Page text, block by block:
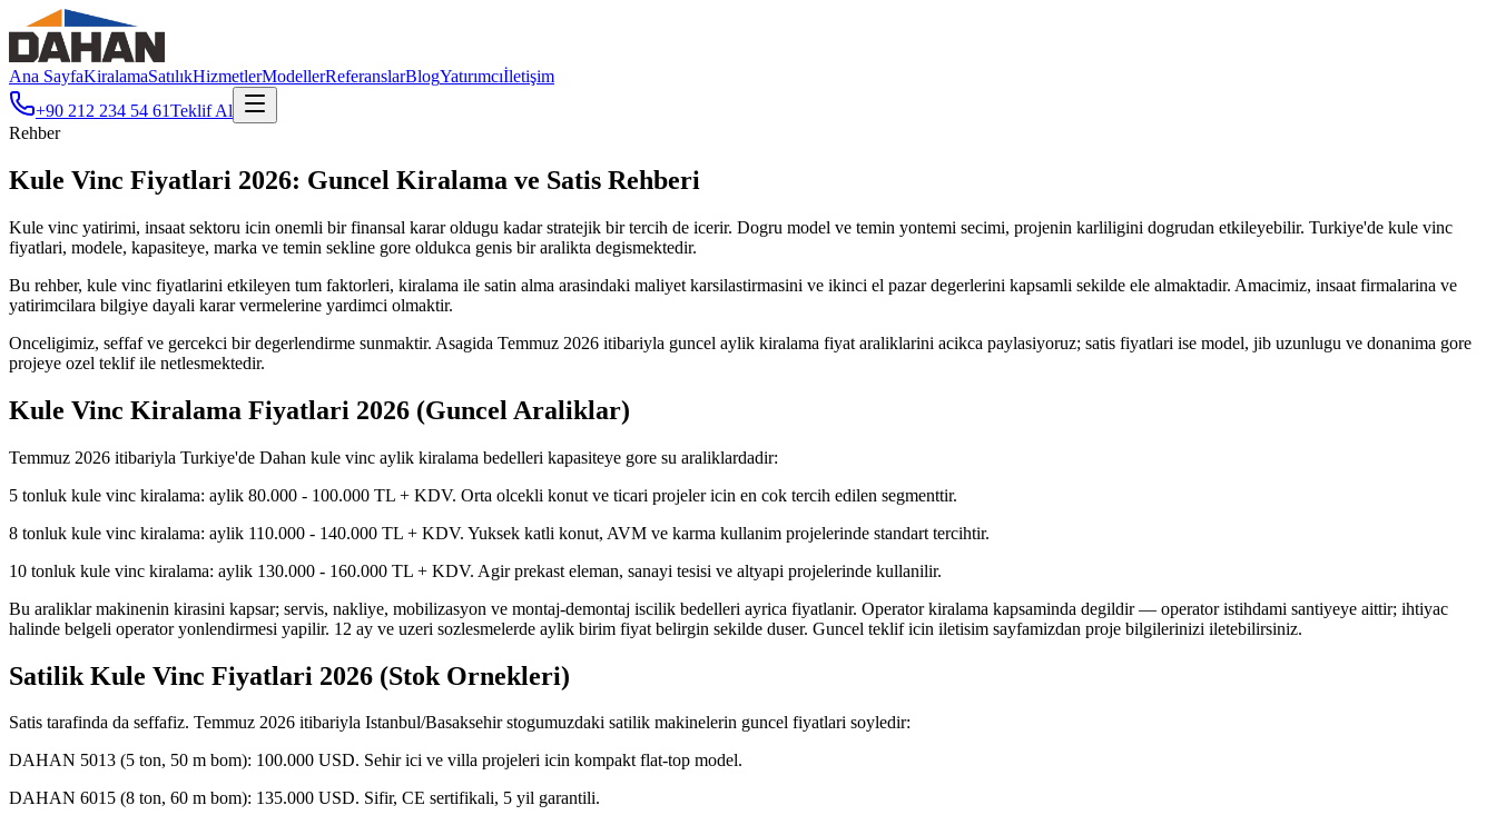
Ana SayfaKiralamaSatılıkHizmetlerModellerReferanslarBlogYatırımcıİletişim
+90 212 234 54 61Teklif Al
Rehber
Kule Vinc Fiyatlari 2026: Guncel Kiralama ve Satis Rehberi
Kule vinc yatirimi, insaat sektoru icin onemli bir finansal karar oldugu kadar stratejik bir tercih de icerir. Dogru model ve temin yontemi secimi, projenin karliligini dogrudan etkileyebilir. Turkiye'de kule vinc
fiyatlari, modele, kapasiteye, marka ve temin sekline gore oldukca genis bir aralikta degismektedir.
Bu rehber, kule vinc fiyatlarini etkileyen tum faktorleri, kiralama ile satin alma arasindaki maliyet karsilastirmasini ve ikinci el pazar degerlerini kapsamli sekilde ele almaktadir. Amacimiz, insaat firmalarina ve
yatirimcilara bilgiye dayali karar vermelerine yardimci olmaktir.
Onceligimiz, seffaf ve gercekci bir degerlendirme sunmaktir. Asagida Temmuz 2026 itibariyla guncel aylik kiralama fiyat araliklarini acikca paylasiyoruz; satis fiyatlari ise model, jib uzunlugu ve donanima gore
projeye ozel teklif ile netlesmektedir.
Kule Vinc Kiralama Fiyatlari 2026 (Guncel Araliklar)
Temmuz 2026 itibariyla Turkiye'de Dahan kule vinc aylik kiralama bedelleri kapasiteye gore su araliklardadir:
5 tonluk kule vinc kiralama: aylik 80.000 - 100.000 TL + KDV. Orta olcekli konut ve ticari projeler icin en cok tercih edilen segmenttir.
8 tonluk kule vinc kiralama: aylik 110.000 - 140.000 TL + KDV. Yuksek katli konut, AVM ve karma kullanim projelerinde standart tercihtir.
10 tonluk kule vinc kiralama: aylik 130.000 - 160.000 TL + KDV. Agir prekast eleman, sanayi tesisi ve altyapi projelerinde kullanilir.
Bu araliklar makinenin kirasini kapsar; servis, nakliye, mobilizasyon ve montaj-demontaj iscilik bedelleri ayrica fiyatlanir. Operator kiralama kapsaminda degildir — operator istihdami santiyeye aittir; ihtiyac
halinde belgeli operator yonlendirmesi yapilir. 12 ay ve uzeri sozlesmelerde aylik birim fiyat belirgin sekilde duser. Guncel teklif icin iletisim sayfamizdan proje bilgilerinizi iletebilirsiniz.
Satilik Kule Vinc Fiyatlari 2026 (Stok Ornekleri)
Satis tarafinda da seffafiz. Temmuz 2026 itibariyla Istanbul/Basaksehir stogumuzdaki satilik makinelerin guncel fiyatlari soyledir:
DAHAN 5013 (5 ton, 50 m bom): 100.000 USD. Sehir ici ve villa projeleri icin kompakt flat-top model.
DAHAN 6015 (8 ton, 60 m bom): 135.000 USD. Sifir, CE sertifikali, 5 yil garantili.